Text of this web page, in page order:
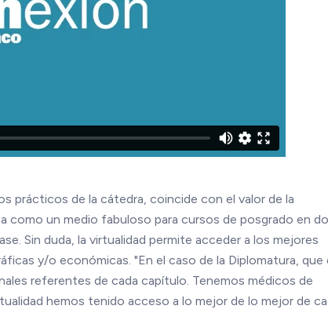
prácticos de la cátedra, coincide con el valor de la
como un medio fabuloso para cursos de posgrado en
Sin duda, la virtualidad permite acceder a los mejores
y/o económicas. "En el caso de la Diplomatura, que
referentes de cada capítulo. Tenemos médicos de
hemos tenido acceso a lo mejor de lo mejor de